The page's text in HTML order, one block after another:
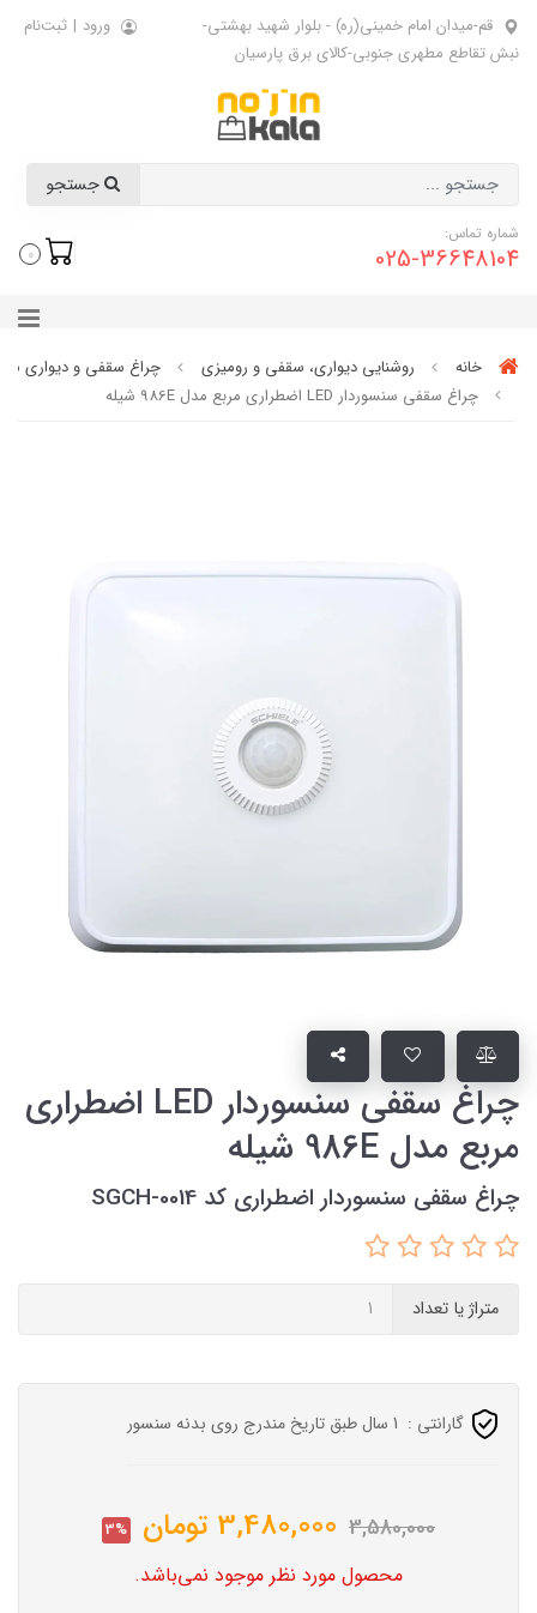
قم-میدان امام خمینی(ره) - بلوار شهید بهشتی-
نبش تقاطع مطهری جنوبی-کالای برق پارسیان
ورود | ثبت‌نام
شماره تماس:
025-36648104
0
خانه روشنایی دیواری، سقفی و رومیزی
چراغ سقفی و دیواری
چراغ سقفی سنسوردار LED اضطراری مربع مدل 986E شیله
چراغ سقفی سنسوردار LED اضطراری
مربع مدل 986E شیله
چراغ سقفی سنسوردار اضطراری کد SGCH-0014
متراژ یا تعداد
گارانتی : 1 سال طبق تاریخ مندرج روی بدنه سنسور
3,580,000
3,480,000 تومان 3%
محصول مورد نظر موجود نمی‌باشد.